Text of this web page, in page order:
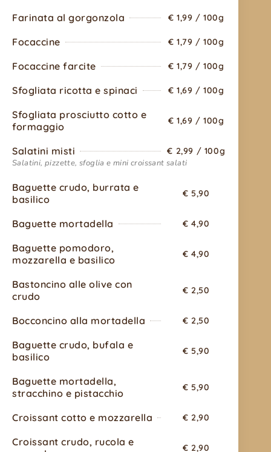
Farinata al gorgonzola € 1,99 / 100g
Focaccine € 1,79 / 100g
Focaccine farcite € 1,79 / 100g
Sfogliata ricotta e spinaci € 1,69 / 100g
Sfogliata prosciutto cotto e
formaggio
€ 1,69 / 100g
Salatini misti
€ 2,99 / 100g
Salatini, pizzette, sfoglia e mini croissant salati
Baguette crudo, burrata e
basilico
€ 5,90
Baguette mortadella € 4,90
Baguette pomodoro,
mozzarella e basilico
€ 4,90
Bastoncino alle olive con
crudo
€ 2,50
Bocconcino alla mortadella € 2,50
Baguette crudo, bufala e
basilico
€ 5,90
Baguette mortadella,
stracchino e pistacchio
€ 5,90
Croissant cotto e mozzarella € 2,90
Croissant crudo, rucola e
€ 2,90